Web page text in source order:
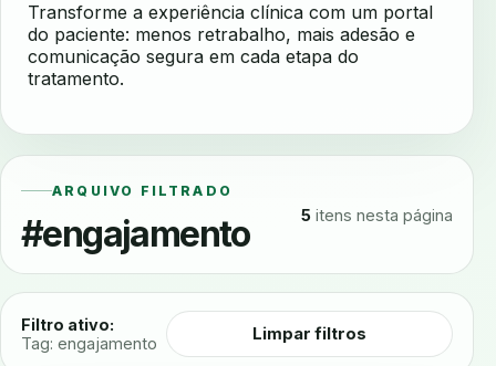
Transforme a experiência clínica com um portal
do paciente: menos retrabalho, mais adesão e
comunicação segura em cada etapa do
tratamento.
ARQUIVO FILTRADO
#engajamento 5 itens nesta página
Filtro ativo:
Tag: engajamento
Limpar filtros